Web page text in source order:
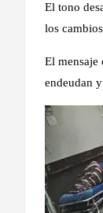
El tono
los
El mensaje
endeudan